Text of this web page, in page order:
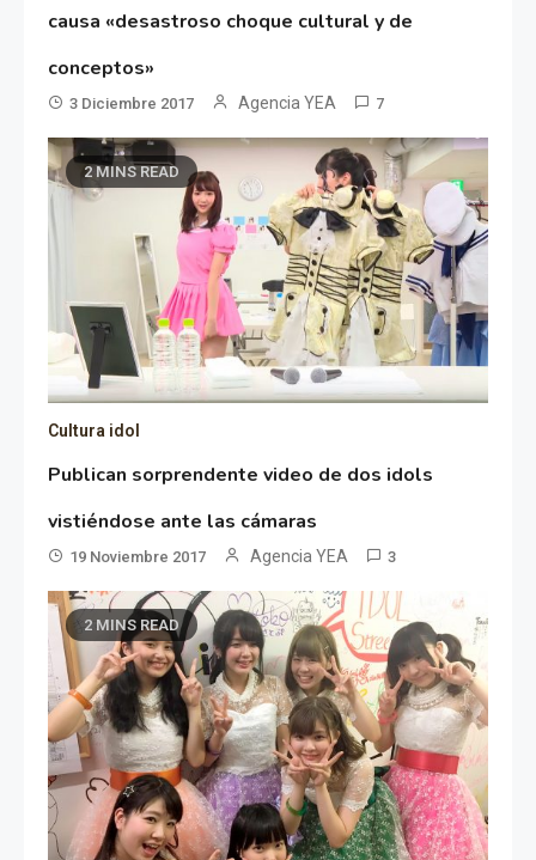
causa «desastroso choque cultural y de
conceptos»
3 Diciembre 2017 Agencia YEA 7
2 MINS READ
Cultura idol
Publican sorprendente video de dos idols
vistiéndose ante las cámaras
19 Noviembre 2017 Agencia YEA 3
2 MINS READ